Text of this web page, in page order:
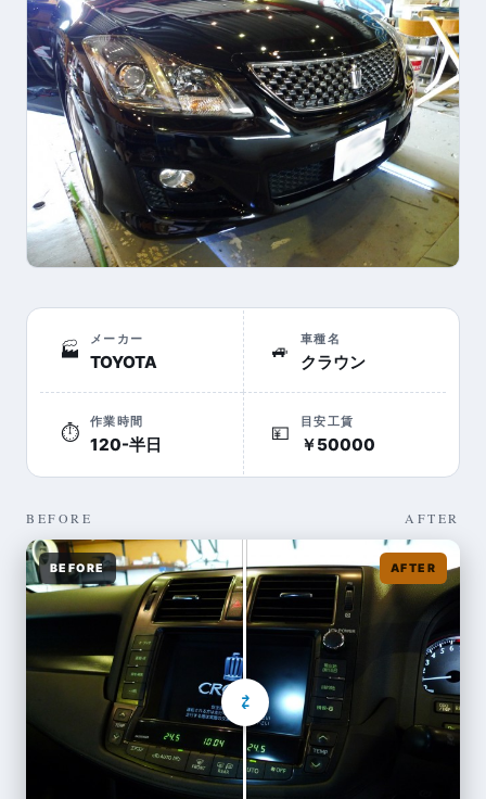
🏭
メーカー
TOYOTA
🚙
車種名
クラウン
⏱
作業時間
120-半日
💴
目安工賃
￥50000
BEFORE AFTER
BEFORE AFTER
⇄